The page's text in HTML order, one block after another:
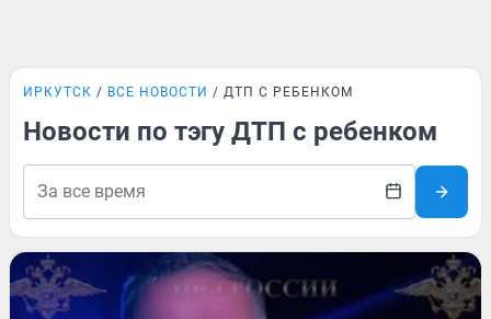
ИРКУТСК ВСЕ НОВОСТИ ДТП С РЕБЕНКОМ
Новости по тэгу ДТП с ребенком